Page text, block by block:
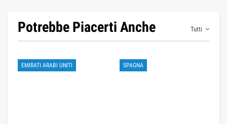
Tutti
Potrebbe Piacerti Anche
EMIRATI ARABI UNITI SPAGNA